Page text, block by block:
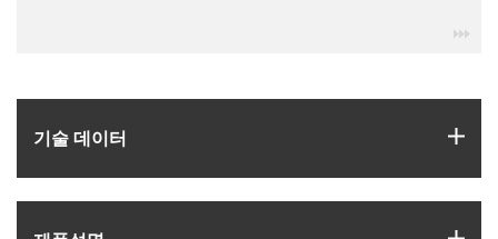
기술 데이터